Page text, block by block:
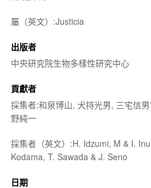
屬（英文）:Justicia
出版者
中央研究院生物多樣性研究中心
貢獻者
採集者:和泉博山, 犬持光男, 三宅信
野純一
採集者（英文）:H. Idzumi, M & I.
Kodama, T. Sawada & J. Seno
日期